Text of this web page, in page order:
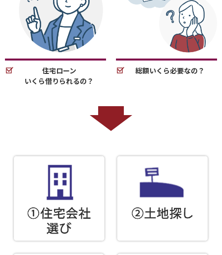
住宅ローン
いくら借りられるの？
総額いくら必要なの？